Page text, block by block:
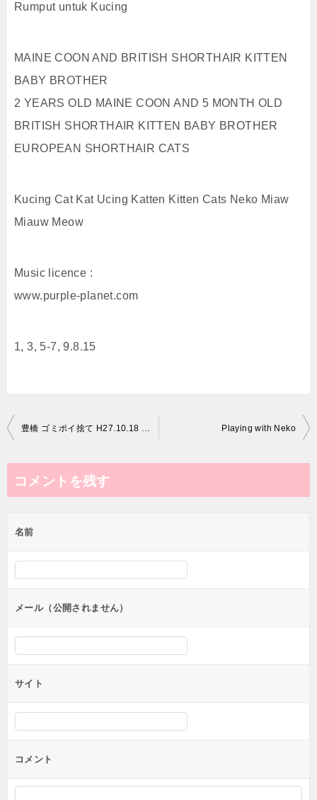
Rumput untuk Kucing
MAINE COON AND BRITISH SHORTHAIR KITTEN
BABY BROTHER
2 YEARS OLD MAINE COON AND 5 MONTH OLD
BRITISH SHORTHAIR KITTEN BABY BROTHER
EUROPEAN SHORTHAIR CATS
Kucing Cat Kat Ucing Katten Kitten Cats Neko Miaw
Miauw Meow
Music licence :
www.purple-planet.com
1, 3, 5-7, 9.8.15
投
ビ
ー
シ
ン
豊橋 ゴミポイ捨て H27.10.18 15:19 Playing with Neko
コメントを残す
名前
メール（公開されません）
サイト
コメント